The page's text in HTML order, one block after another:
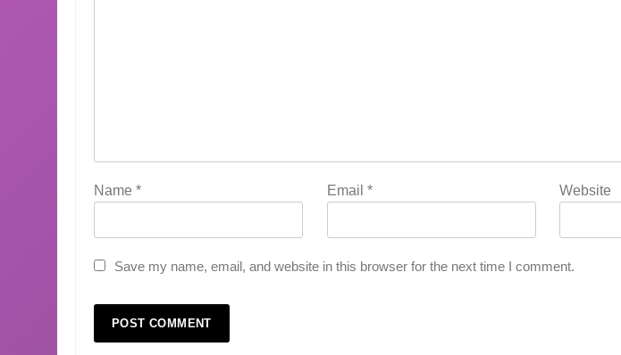
Name * Email * Website
Save my name, email, and website in this browser for the next time I comment.